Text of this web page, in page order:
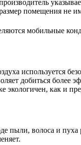
помещения не
мобильные
используется
добиться более
экологичен, как и
волоса и пуха